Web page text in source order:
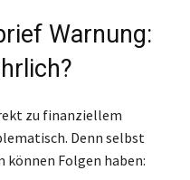
Warnung:
zu finanziellem
Denn selbst
können Folgen haben: